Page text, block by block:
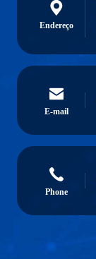
Endereço
E-mail
Phone